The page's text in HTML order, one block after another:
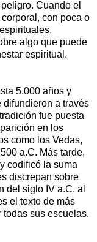
Cuando el
con poca o
algo que puede
espiritual.
5.000 años y
difundieron a través
fue puesta
en los
como los Vedas,
a.C. Más tarde,
codificó la suma
discrepan sobre
del siglo IV a.C. al
el texto de más
sus escuelas.